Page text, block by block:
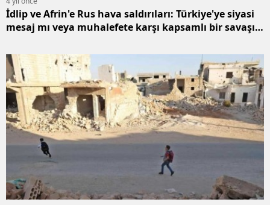
İdlip ve Afrin'e Rus hava saldırıları: Türkiye'ye siyasi
mesaj mı veya muhalefete karşı kapsamlı bir savaşın